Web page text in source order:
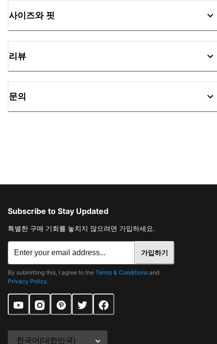
사이즈와 핏
리뷰
문의
Subscribe to Stay Updated
특별한 구매 기회를 놓치지 않으려면 가입하세요.
가입하기
By submitting this, I agree to the Terms & Conditions and
Privacy Policy.